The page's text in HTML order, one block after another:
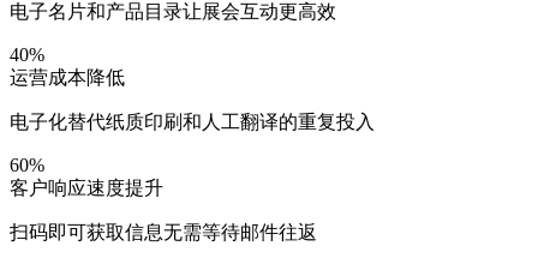
电子名片和产品目录让展会互动更高效
40%
运营成本降低
电子化替代纸质印刷和人工翻译的重复投入
60%
客户响应速度提升
扫码即可获取信息无需等待邮件往返